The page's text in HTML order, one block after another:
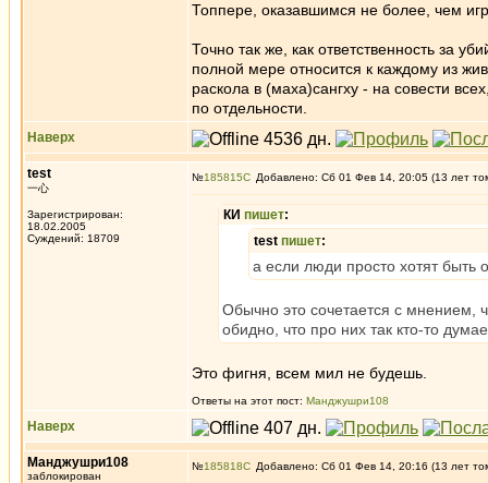
Топпере, оказавшимся не более, чем
Точно так же, как ответственность за
полной мере относится к каждому из
раскола в (маха)сангху - на совести
по отдельности.
Наверх
test
一心
Зарегистрирован:
18.02.2005
Суждений: 18709
№185815 Добавлено: Сб 01 Фев 14, 20:05 (13 лет
КИ пишет:
test пишет:
а если люди просто хотят быть
Обычно это сочетается с мнением,
обидно, что про них так кто-то
Это фигня, всем мил не будешь.
Ответы на этот пост: Манджушри108
Наверх
Манджушри108
заблокирован
№185818 Добавлено: Сб 01 Фев 14, 20:16 (13 лет